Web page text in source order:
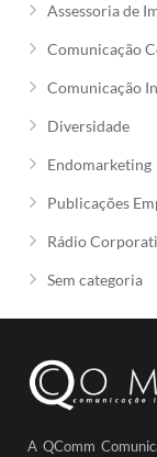
Assessoria de
Comunicação
Comunicação
Diversidade
Endomarketing
Publicações
Rádio
Sem categoria
A QComm